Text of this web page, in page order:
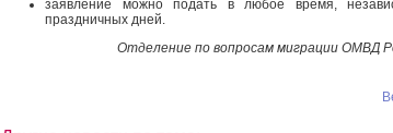
заявление можно подать в любое время,
праздничных дней.
Отделение по вопросам миграции ОМВД